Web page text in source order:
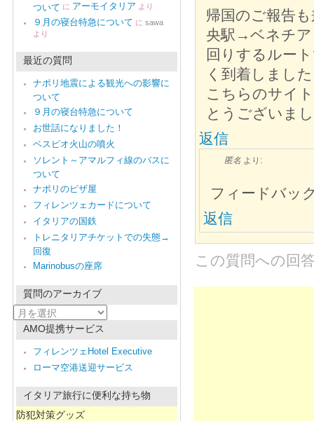
帰国のご報告
央駅→ベネチア
回りするルー
く到着しまし
こちらのサイ
とうございま
返信
匿名 より:
フィードバッ
返信
この質問への回
ついて に アーモイタリア より
９月の寝台特急について に sawa
より
最近の質問
ナポリ地震による観光への影響に
ついて
９月の寝台特急について
お世話になりました！
ベスピオ火山の噴火
ソレント～アマルフィ線のバスに
ついて
ナポリのピザ屋
フィレンツェカードについて
イタリアの国鉄
トレニタリアチケットでの失態→
回復
Marinobusの座席
質問のアーカイブ
質
問
AMO提携サービス
フィレンツェHotel Executive
ローマ空港送迎サービス
イタリア旅行に便利な持ち物
防犯対策グッズ